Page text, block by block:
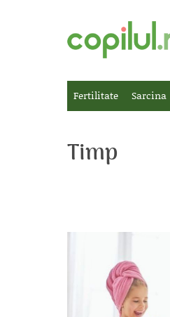
Fertilitate Sarcina
Timp